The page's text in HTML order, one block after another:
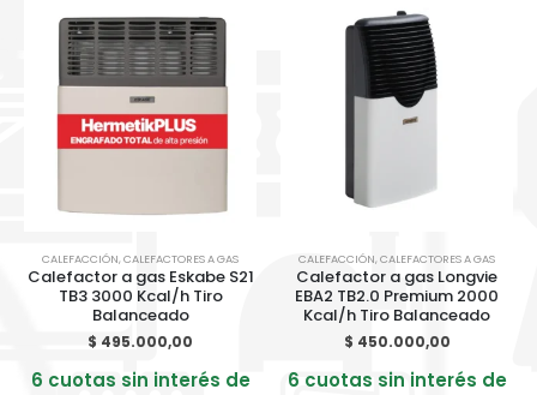
CALEFACCIÓN,CALEFACTORES A GAS
Calefactor a gas Eskabe S21
TB3 3000 Kcal/h Tiro
Balanceado
$ 495.000,00
6 cuotas sin interés de
CALEFACCIÓN,CALEFACTORES A GAS
Calefactor a gas Longvie
EBA2 TB2.0 Premium 2000
Kcal/h Tiro Balanceado
$ 450.000,00
6 cuotas sin interés de